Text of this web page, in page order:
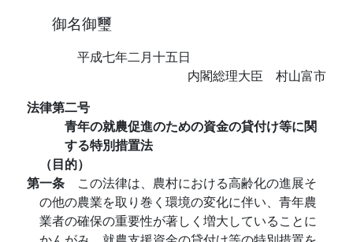
御名御璽
平成七年二月十五日
内閣総理大臣 村山富市
法律第二号
青年の就農促進のための資金の貸付け等に関
する特別措置法
（目的）
第一条 この法律は、農村における高齢化の進展そ
の他の農業を取り巻く環境の変化に伴い、青年農
業者の確保の重要性が著しく増大していることに